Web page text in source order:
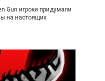
Gun игроки придумали
на настоящих